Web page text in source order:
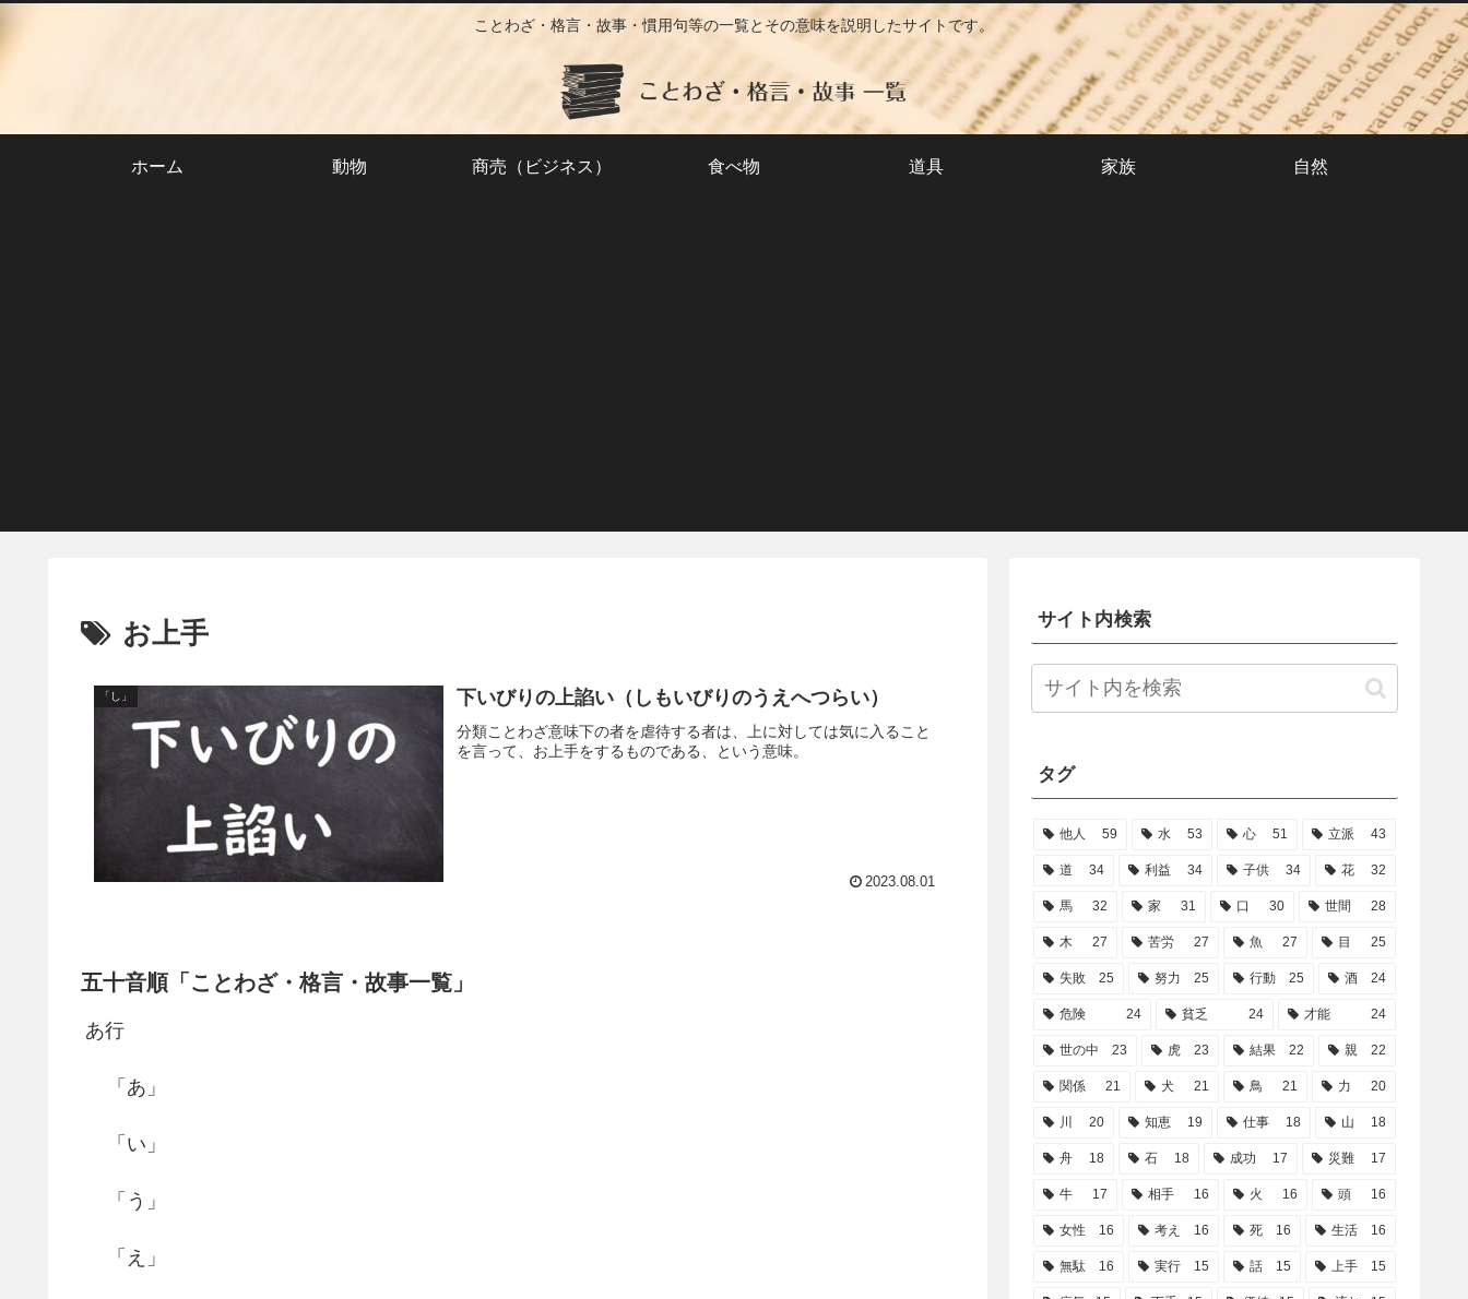
ことわざ・格言・故事・慣用句等の一覧とその意味を説明したサイトです。
ホーム 動物 商売（ビジネス） 食べ物 道具 家族 自然
お上手
「し」 下いびりの上諂い（しもいびりのうえへつらい）
分類ことわざ意味下の者を虐待する者は、上に対しては気に入ること
を言って、お上手をするものである、という意味。
2023.08.01
五十音順「ことわざ・格言・故事一覧」
あ行
「あ」
「い」
「う」
「え」
サイト内検索
タグ
他人 59 水 53 心 51 立派 43
道 34 利益 34 子供 34 花 32
馬 32 家 31 口 30 世間 28
木 27 苦労 27 魚 27 目 25
失敗 25 努力 25 行動 25 酒 24
危険 24 貧乏 24 才能 24
世の中 23 虎 23 結果 22 親 22
関係 21 犬 21 鳥 21 力 20
川 20 知恵 19 仕事 18 山 18
舟 18 石 18 成功 17 災難 17
牛 17 相手 16 火 16 頭 16
女性 16 考え 16 死 16 生活 16
無駄 16 実行 15 話 15 上手 15